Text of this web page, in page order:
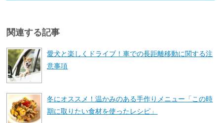
関連する記事
愛犬と楽しくドライブ！車での長距離移動に関する注
意事項
冬にオススメ！温かみのある手作りメニュー「この時
期に取りたい食材を使ったレシピ」